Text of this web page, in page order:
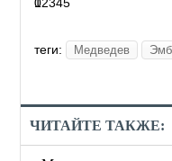
теги: Медведев
ЧИТАЙТЕ ТАКЖЕ: